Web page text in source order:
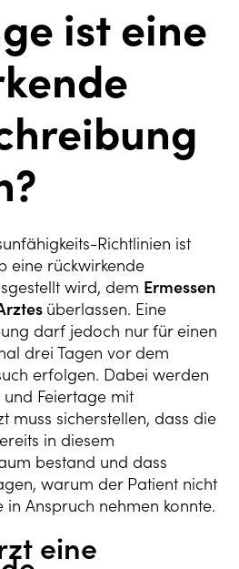
ist eine
Richtlinien ist
eine rückwirkende
wird, dem Ermessen
überlassen. Eine
darf jedoch nur für einen
drei Tagen vor dem
erfolgen. Dabei werden
Feiertage mit
muss sicherstellen, dass die
in diesem
bestand und dass
warum der Patient nicht
Anspruch nehmen konnte.
eine